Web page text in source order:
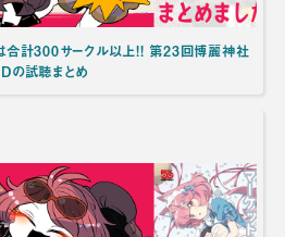
合計300サークル以上!! 第23回博麗神社
の試聴まとめ